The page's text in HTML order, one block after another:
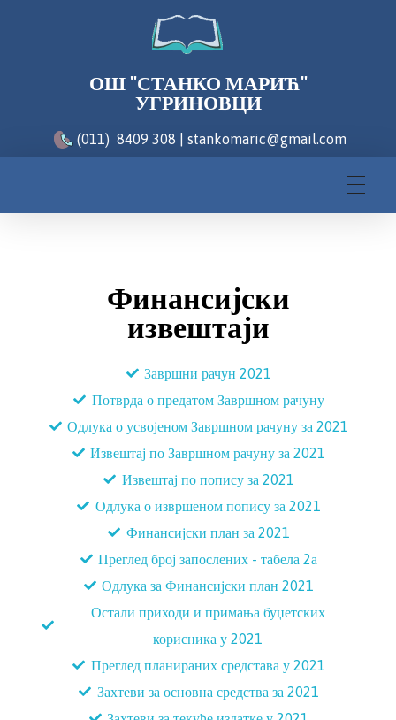
ОШ "СТАНКО МАРИЋ"
УГРИНОВЦИ
(011) 8409 308 | stankomaric@gmail.com
Финансијски
извештаји
Завршни рачун 2021
Потврда о предатом Завршном рачуну
Одлука о усвојеном Завршном рачуну за 2021
Извештај по Завршном рачуну за 2021
Извештај по попису за 2021
Одлука о извршеном попису за 2021
Финансијски план за 2021
Преглед број запослених - табела 2а
Одлука за Финансијски план 2021
Остали приходи и примања буџетских
корисника у 2021
Преглед планираних средстава у 2021
Захтеви за основна средства за 2021